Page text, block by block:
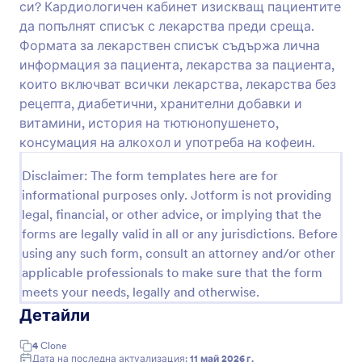
си? Кардиологичен кабинет изискващ пациентите
да попълнят списък с лекарства преди среща.
Формата за лекарствен списък съдържа лична
информация за пациента, лекарства за пациента,
които включват всички лекарства, лекарства без
рецепта, диабетични, хранителни добавки и
витамини, история на тютюнопушенето,
консумация на алкохол и употреба на кофеин.
Disclaimer: The form templates here are for
informational purposes only. Jotform is not providing
legal, financial, or other advice, or implying that the
forms are legally valid in all or any jurisdictions. Before
using any such form, consult an attorney and/or other
applicable professionals to make sure that the form
meets your needs, legally and otherwise.
Детайли
4 Clone
Дата на последна актуализация: 11 май 2026 г.
Преглед